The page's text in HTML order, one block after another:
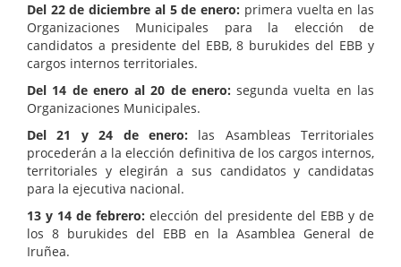
Del 22 de diciembre al 5 de enero: primera vuelta en las
Organizaciones Municipales para la elección de
candidatos a presidente del EBB, 8 burukides del EBB y
cargos internos territoriales.
Del 14 de enero al 20 de enero: segunda vuelta en las
Organizaciones Municipales.
Del 21 y 24 de enero: las Asambleas Territoriales
procederán a la elección definitiva de los cargos internos,
territoriales y elegirán a sus candidatos y candidatas
para la ejecutiva nacional.
13 y 14 de febrero: elección del presidente del EBB y de
los 8 burukides del EBB en la Asamblea General de
Iruñea.